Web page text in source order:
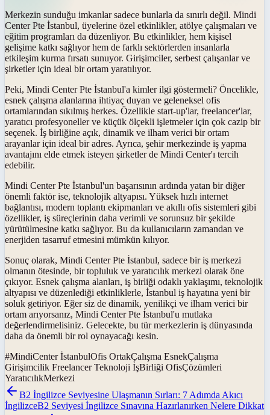
Merkezin sunduğu imkanlar sadece bunlarla da sınırlı değil. Mindi
Center Pte İstanbul, üyelerine özel etkinlikler, atölye çalışmaları ve
eğitim programları da düzenliyor. Bu etkinlikler, hem kişisel
gelişime katkı sağlıyor hem de farklı sektörlerden insanlarla
etkileşim kurma fırsatı sunuyor. Girişimciler, serbest çalışanlar ve
şirketler için ideal bir ortam yaratılıyor.
Peki, Mindi Center Pte İstanbul'a kimler ilgi göstermeli? Öncelikle,
esnek çalışma alanlarına ihtiyaç duyan ve geleneksel ofis
ortamlarından sıkılmış herkes. Özellikle start-up'lar, freelancer'lar,
yaratıcı profesyoneller ve küçük ölçekli işletmeler için çok cazip bir
seçenek. İş birliğine açık, dinamik ve ilham verici bir ortam
arayanlar için ideal bir adres. Ayrıca, şehir merkezinde iş yapma
avantajını elde etmek isteyen şirketler de Mindi Center'ı tercih
edebilir.
Mindi Center Pte İstanbul'un başarısının ardında yatan bir diğer
önemli faktör ise, teknolojik altyapısı. Yüksek hızlı internet
bağlantısı, modern toplantı ekipmanları ve akıllı ofis sistemleri gibi
özellikler, iş süreçlerinin daha verimli ve sorunsuz bir şekilde
yürütülmesine katkı sağlıyor. Bu da kullanıcıların zamandan ve
enerjiden tasarruf etmesini mümkün kılıyor.
Sonuç olarak, Mindi Center Pte İstanbul, sadece bir iş merkezi
olmanın ötesinde, bir topluluk ve yaratıcılık merkezi olarak öne
çıkıyor. Esnek çalışma alanları, iş birliği odaklı yaklaşımı, teknolojik
altyapısı ve düzenlediği etkinliklerle, İstanbul iş hayatına yeni bir
soluk getiriyor. Eğer siz de dinamik, yenilikçi ve ilham verici bir
ortam arıyorsanız, Mindi Center Pte İstanbul'u mutlaka
değerlendirmelisiniz. Gelecekte, bu tür merkezlerin iş dünyasında
daha da önemli bir rol oynayacağı kesin.
#MindiCenter İstanbulOfis OrtakÇalışma EsnekÇalışma
Girişimcilik Freelancer Teknoloji İşBirliği OfisÇözümleri
YaratıcılıkMerkezi
B2 İngilizce Seviyesine Ulaşmanın Sırları: 7 Adımda Akıcı
İngilizceB2 Seviyesi İngilizce Sınavına Hazırlanırken Nelere Dikkat